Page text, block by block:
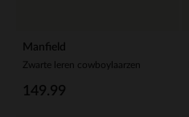
Manfield
Zwarte leren cowboylaarzen
149.99